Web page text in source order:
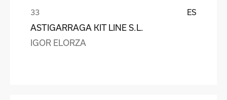
ES
ASTIGARRAGA KIT LINE S.L.
IGOR ELORZA